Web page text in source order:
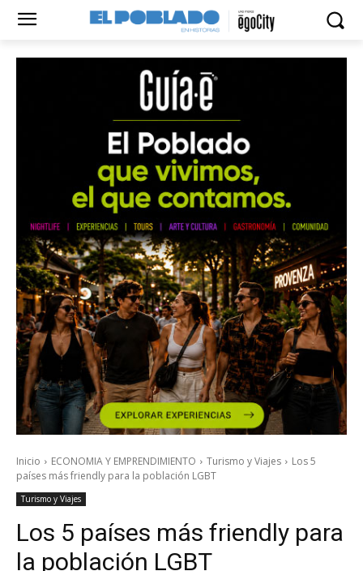
Inicio ECONOMIA Y EMPRENDIMIENTO Turismo y Viajes
Los 5
países más friendly para la población LGBT
Turismo y Viajes
Los 5 países más friendly para
la población LGBT